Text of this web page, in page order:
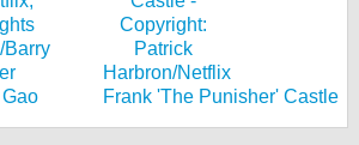
Frank 'The Punisher' Castle